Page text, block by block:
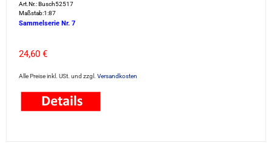
Art.Nr.: Busch52517
Maßstab:1:87
Sammelserie Nr. 7
24,60 €
Alle Preise inkl. USt. und zzgl. Versandkosten